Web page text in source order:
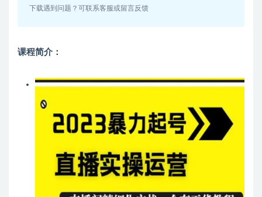
下载遇到问题？可联系客服或留言反馈
课程简介：